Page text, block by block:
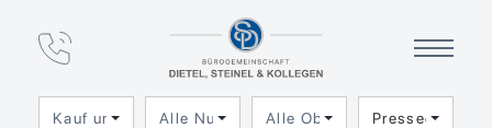
Immobilien­angebot
in Presseck
Kauf und MieteAlle NutzungsartenAlle ObjektartenPresseck